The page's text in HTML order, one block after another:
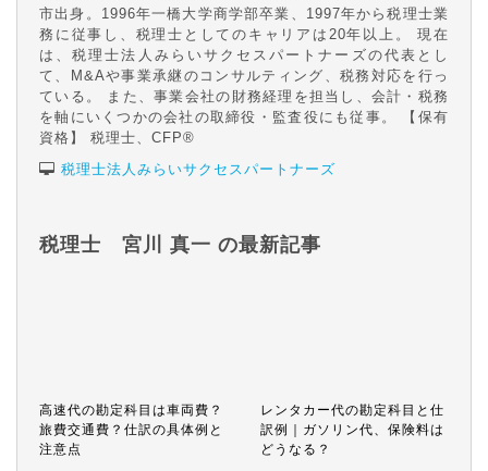
市出身。1996年一橋大学商学部卒業、1997年から税理士業
務に従事し、税理士としてのキャリアは20年以上。 現在
は、税理士法人みらいサクセスパートナーズの代表とし
て、M&Aや事業承継のコンサルティング、税務対応を行っ
ている。 また、事業会社の財務経理を担当し、会計・税務
を軸にいくつかの会社の取締役・監査役にも従事。 【保有
資格】 税理士、CFP®
税理士法人みらいサクセスパートナーズ
税理士 宮川 真一 の最新記事
高速代の勘定科目は車両費？
旅費交通費？仕訳の具体例と
注意点
レンタカー代の勘定科目と仕
訳例｜ガソリン代、保険料は
どうなる？